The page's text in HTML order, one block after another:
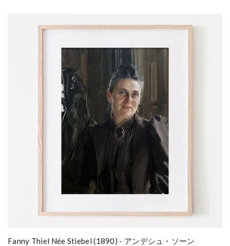
Fanny Thiel Née Stiebel (1890) - アンデシュ・ソーン